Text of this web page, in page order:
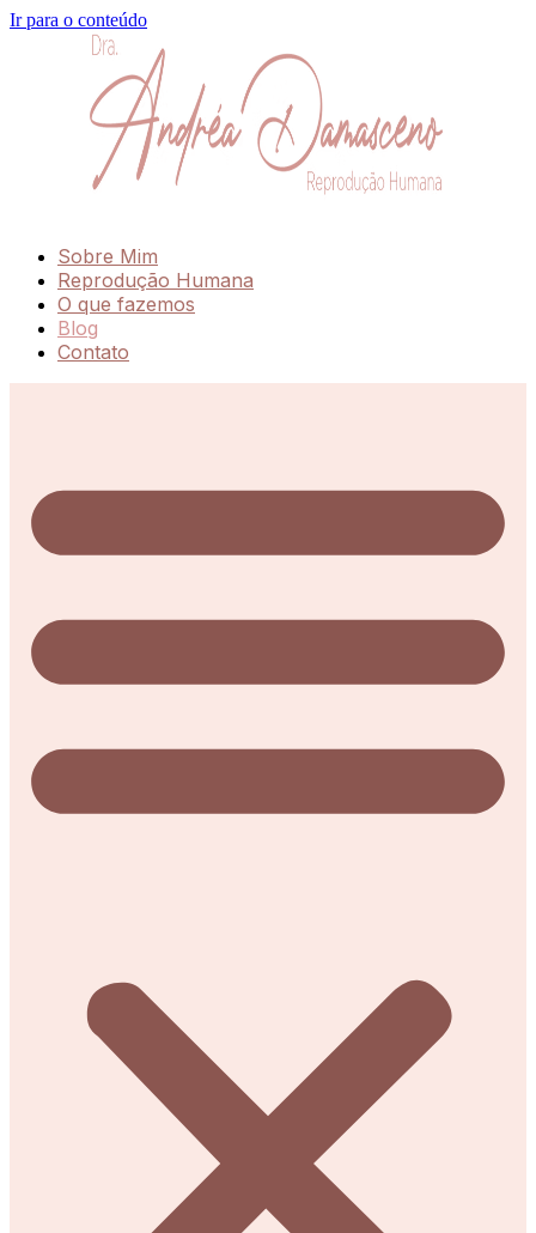
Ir para o conteúdo
Sobre Mim
Reprodução Humana
O que fazemos
Blog
Contato